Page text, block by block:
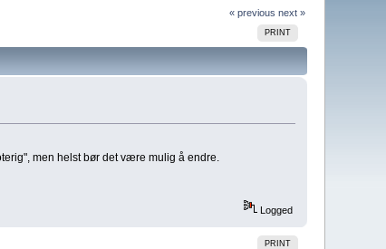
« previous next »
PRINT
men helst bør det være mulig å endre.
Logged
PRINT